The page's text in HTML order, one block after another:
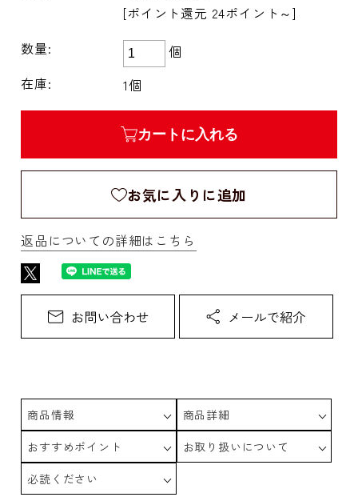
[ポイント還元 24ポイント～]
数量:
個
在庫:
1個
カートに入れる
お気に入りに追加
返品についての詳細はこちら
商品情報
商品詳細
おすすめポイント
お取り扱いについて
必読ください